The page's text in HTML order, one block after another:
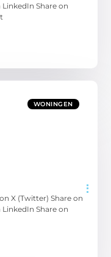
Share on
WONINGEN
X (Twitter) Share on
Share on